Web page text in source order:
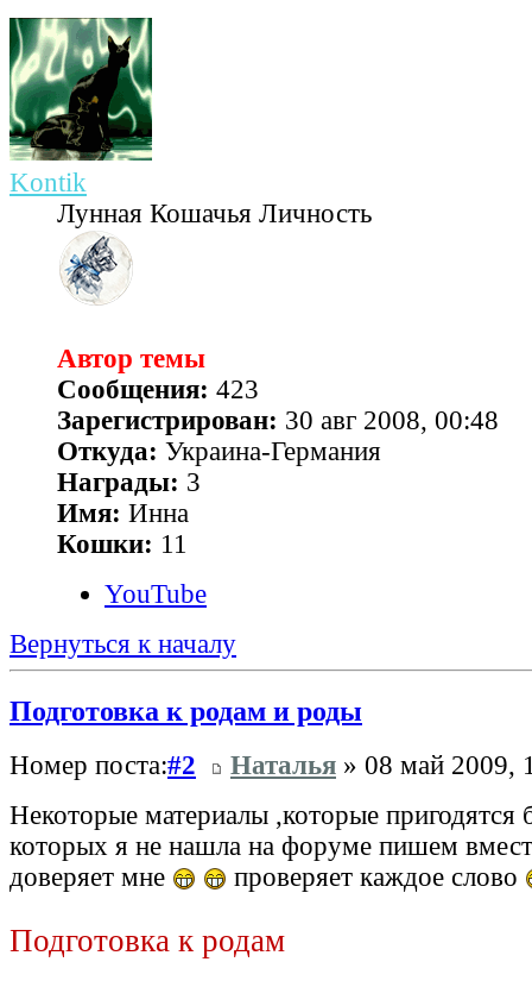
Kontik
Лунная Кошачья Личность
Автор темы
Сообщения: 423
Зарегистрирован: 30 авг 2008, 00:48
Откуда: Украина-Германия
Награды: 3
Имя: Инна
Кошки: 11
YouTube
Вернуться к началу
Подготовка к родам и роды
Номер поста:#2 Наталья » 08 май 2009,
Некоторые материалы ,которые
которых я не нашла на форуме пишем
доверяет мне
проверяет каждое слово
Подготовка к родам